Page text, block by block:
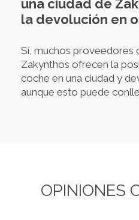
una ciudad de
la devolución en
Sí, muchos proveedores
Zakynthos ofrecen la
coche en una ciudad y
aunque esto puede
OPINIONES